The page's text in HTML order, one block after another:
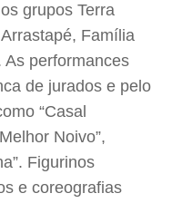
grupos Terra
Família
As performances
de jurados e pelo
“Casal
Noivo”,
Figurinos
e coreografias